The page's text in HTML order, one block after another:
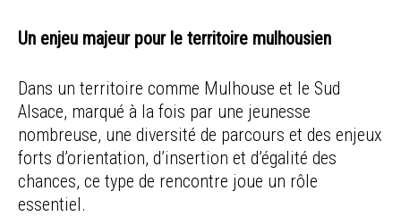
Un enjeu majeur pour le territoire mulhousien
Dans un territoire comme Mulhouse et le Sud
Alsace, marqué à la fois par une jeunesse
nombreuse, une diversité de parcours et des enjeux
forts d’orientation, d’insertion et d’égalité des
chances, ce type de rencontre joue un rôle
essentiel.